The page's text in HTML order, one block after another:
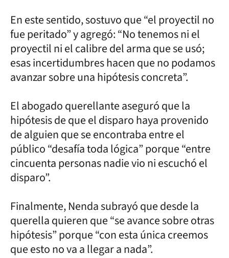
En este sentido, sostuvo que “el proyectil no
fue peritado” y agregó: “No tenemos ni el
proyectil ni el calibre del arma que se usó;
esas incertidumbres hacen que no podamos
avanzar sobre una hipótesis concreta”.
El abogado querellante aseguró que la
hipótesis de que el disparo haya provenido
de alguien que se encontraba entre el
público “desafía toda lógica” porque “entre
cincuenta personas nadie vio ni escuchó el
disparo”.
Finalmente, Nenda subrayó que desde la
querella quieren que “se avance sobre otras
hipótesis” porque “con esta única creemos
que esto no va a llegar a nada”.